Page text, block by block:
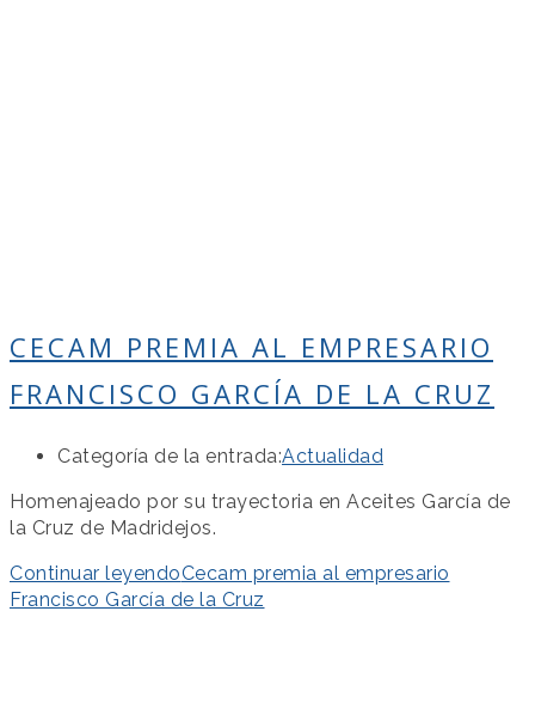
CECAM PREMIA AL EMPRESARIO
FRANCISCO GARCÍA DE LA CRUZ
Categoría de la entrada:Actualidad
Homenajeado por su trayectoria en Aceites García de
la Cruz de Madridejos.
Continuar leyendoCecam premia al empresario
Francisco García de la Cruz